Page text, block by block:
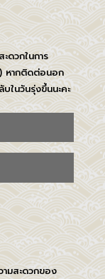
ดวกในการ
หากติดต่อนอก
ในวันรุ่งขึ้นนะคะ
ามสะดวกของ